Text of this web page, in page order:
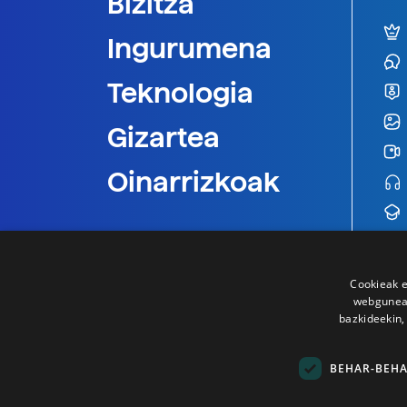
Ingurumena
Teknologia
Gizartea
Oinarrizkoak
Cookieak
BEHAR-